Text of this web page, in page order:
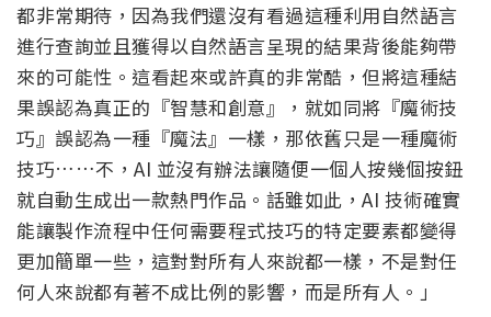
都非常期待，因為我們還沒有看過這種利用自然語言
進行查詢並且獲得以自然語言呈現的結果背後能夠帶
來的可能性。這看起來或許真的非常酷，但將這種結
果誤認為真正的『智慧和創意』，就如同將『魔術技
巧』誤認為一種『魔法』一樣，那依舊只是一種魔術
技巧……不，AI 並沒有辦法讓隨便一個人按幾個按鈕
就自動生成出一款熱門作品。話雖如此，AI 技術確實
能讓製作流程中任何需要程式技巧的特定要素都變得
更加簡單一些，這對對所有人來說都一樣，不是對任
何人來說都有著不成比例的影響，而是所有人。」